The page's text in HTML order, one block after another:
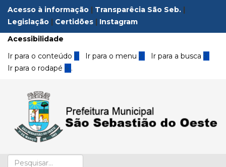
Acesso à informação | Transparêcia São Seb. |
Legislação | Certidões | Instagram
Acessibilidade
Ir para o conteúdo 1 Ir para o menu 2 Ir para a busca3
Ir para o rodapé 4 .